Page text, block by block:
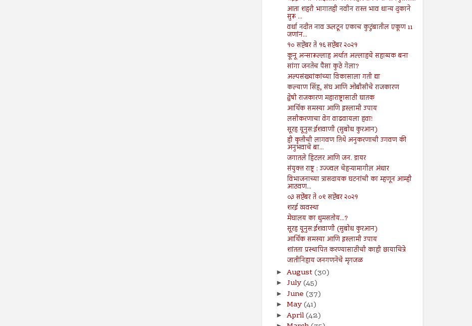
आता शहरी भागातही नवीन रास्त भाव धान्य दुकाने
सुरू ...
वर्धा नदीत नाव ऊलटून एकाच कुटुंबातील एकूण 11
जणांन...
१० सप्टेंबर ते १६ सप्टेंबर २०२१
कूनू अन्सारूल्लाह अर्थात अल्लाहचे सहाय्यक बना
सांगा जनतेच पैसा कुठे गेला?
अल्पसंख्यांकांच्या विकासाला गती द्या
कल्याण सिंह, संघ आणि ओबीसीचे राजकारण
द्वेषी राजकारण महाराष्ट्रासाठी घातक
आर्थिक समस्या आणि इस्लामी उपाय
लसीकरणाचा वेग वाढवायला हवा!
सूरह यूनुस:ईशवाणी (सुबोध कुरआन)
ही कृतीची लागवण तिथे अनुकरणाची उगवण की
अनुभवाचे बा...
जगातले हिटलर आणि जन. डायर
संयुक्त राष्ट्र : उज्ज्वल चेहऱ्यामागील अंधार
विभाजनाच्या त्रासदायक घटनांची का म्हणून आम्ही
आठवण...
०३ सप्टेंबर ते ०९ सप्टेंबर २०२१
शरई व्यवस्था
मेघालय का धुमसतोय...?
सूरह यूनुस:ईशवाणी (सुबोध कुरआन)
आर्थिक समस्या आणि इस्लामी उपाय
शांतता प्रस्थापित करण्यासाठीची काही छायाचित्रे
जातीनिहाय जनगणनेचे मृगजळ
► August(30)
► July(45)
► June (37)
► May(41)
► April(42)